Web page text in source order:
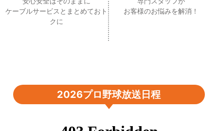
ケーブルサービスとまとめておト
クに
お客様のお悩みを解消！
2026プロ野球放送日程